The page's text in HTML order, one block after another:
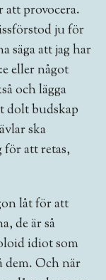
att provocera.
ju för
säga att jag har
eller något
och lägga
dolt budskap
ska
för att retas,
låt för att
de är så
idiot som
dem. Och när